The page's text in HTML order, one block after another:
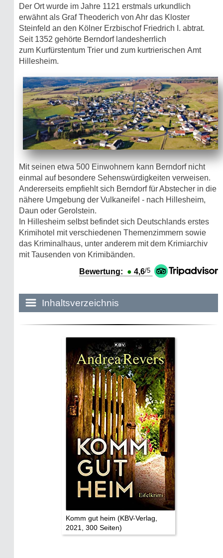
Der Ort wurde im Jahre 1121 erstmals urkundlich
erwähnt als Graf Theoderich von Ahr das Kloster
Steinfeld an den Kölner Erzbischof Friedrich I. abtrat.
Seit 1352 gehörte Berndorf landesherrlich
zum Kurfürstentum Trier und zum kurtrierischen Amt
Hillesheim.
Mit seinen etwa 500 Einwohnern kann Berndorf nicht
einmal auf besondere Sehenswürdigkeiten verweisen.
Andererseits empfiehlt sich Berndorf für Abstecher in die
nähere Umgebung der Vulkaneifel - nach Hillesheim,
Daun oder Gerolstein.
In Hillesheim selbst befindet sich Deutschlands erstes
Krimihotel mit verschiedenen Themenzimmern sowie
das Kriminalhaus, unter anderem mit dem Krimiarchiv
mit Tausenden von Krimibänden.
Bewertung: ● 4,6/5
Inhaltsverzeichnis
Historie:
Die dunkle Seite
Mythen, Märchen & Legenden (2025)
Sightseeing:
Die Eifel entdecken
Eifelevents
Eifelkarte:
Drehorte & Tatorte
Eifelkrimi: Keine Gutenachtgeschichte
Komm gut heim (KBV-Verlag,
2021, 300 Seiten)